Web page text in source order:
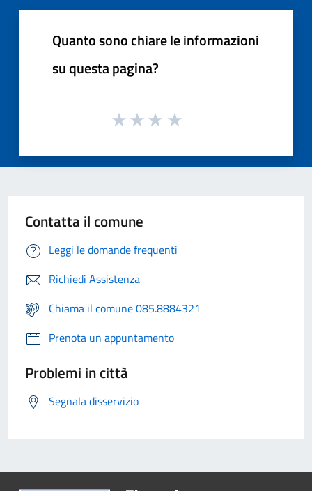
Quanto sono chiare le informazioni
su questa pagina?
Contatta il comune
Leggi le domande frequenti
Richiedi Assistenza
Chiama il comune 085.8884321
Prenota un appuntamento
Problemi in città
Segnala disservizio